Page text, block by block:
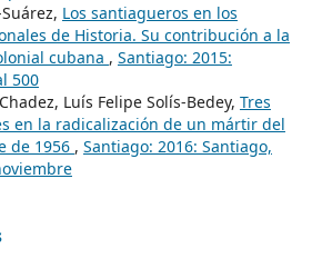
Los santiagueros en los
de Historia. Su contribución a la
cubana , Santiago: 2015:
500
Luís Felipe Solís-Bedey, Tres
en la radicalización de un mártir del
de 1956 , Santiago: 2016: Santiago,